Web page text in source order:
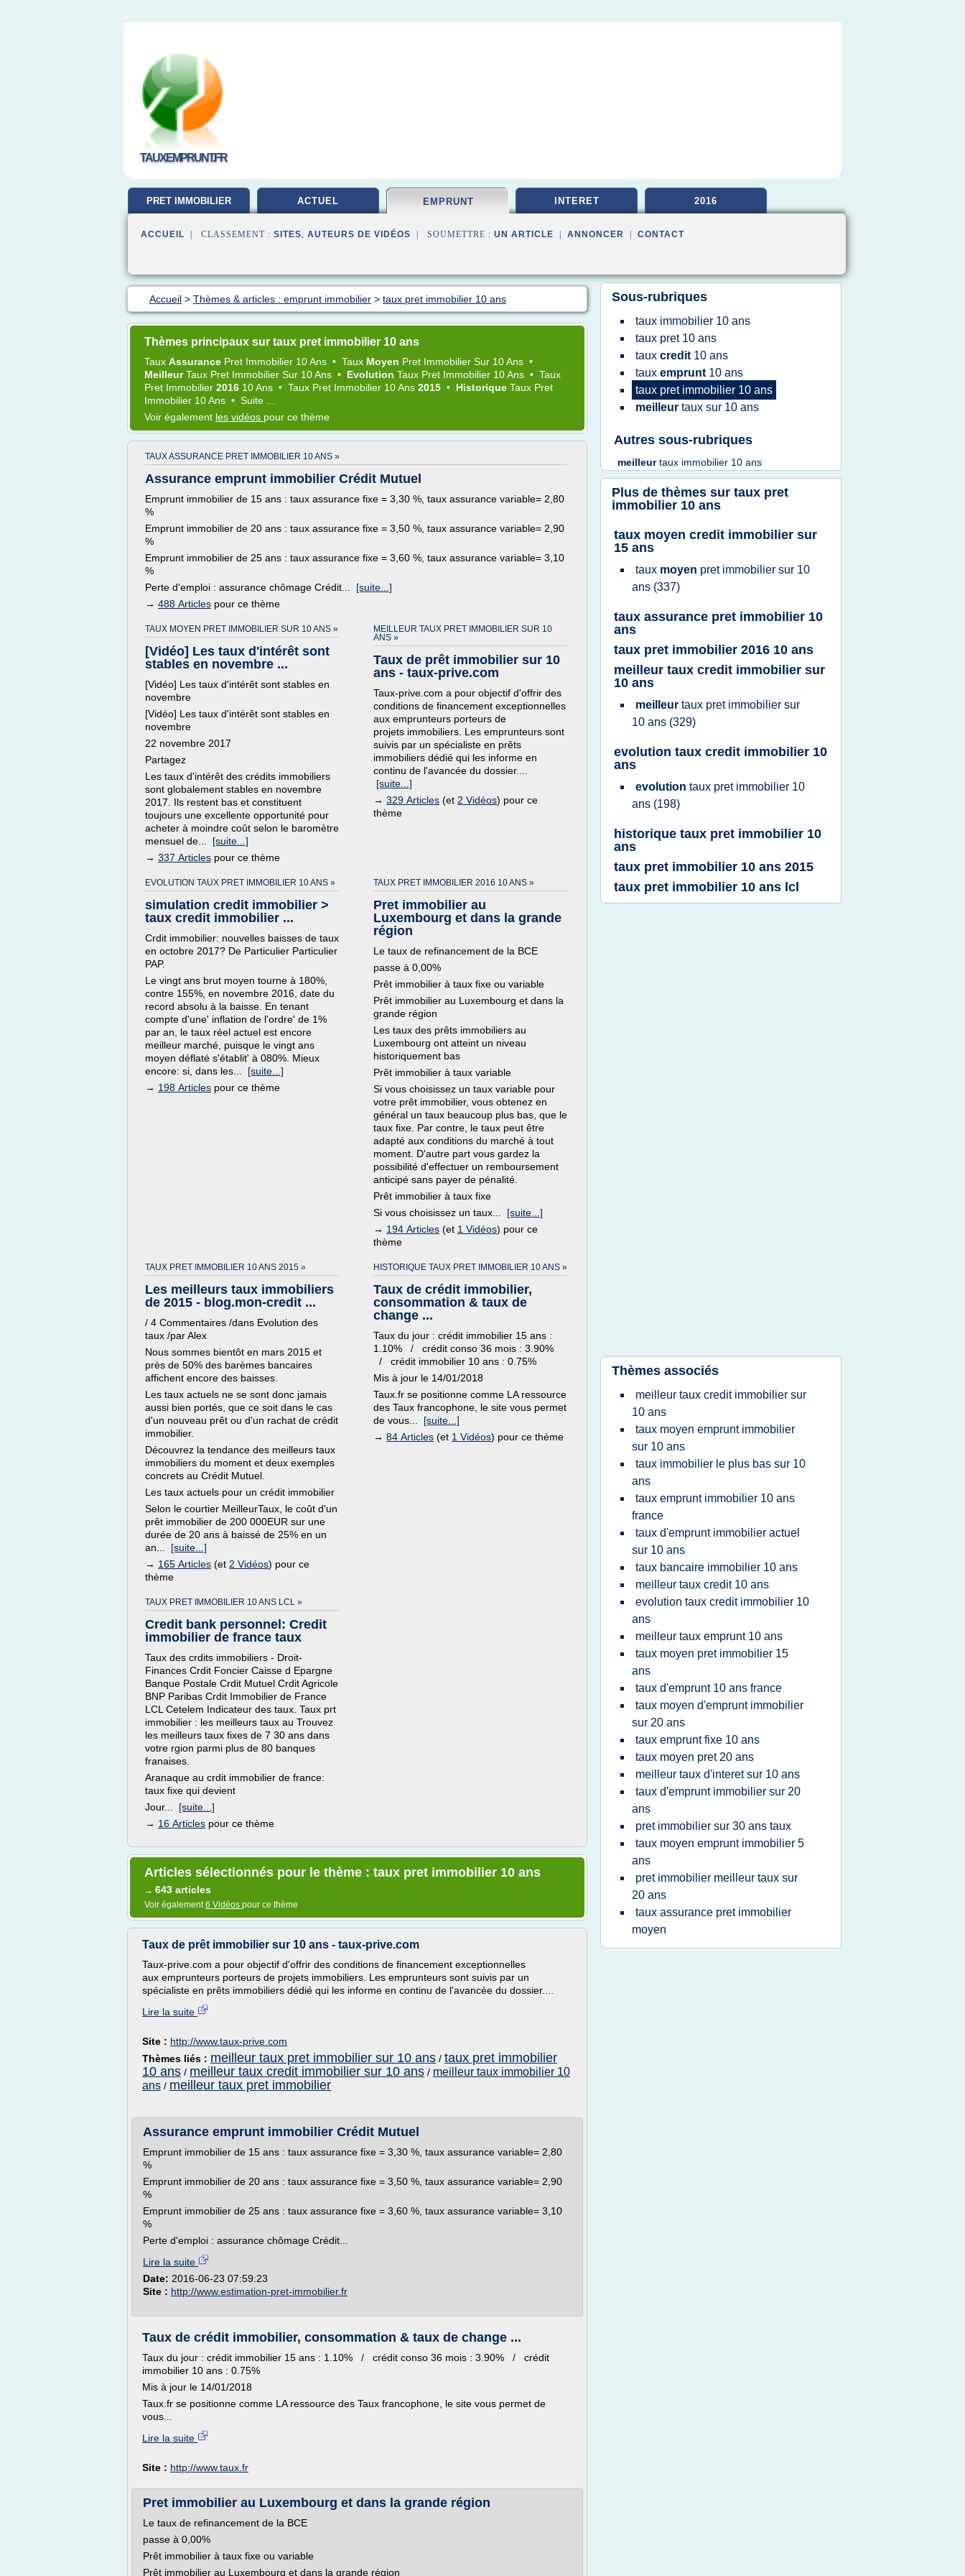
TAUXEMPRUNT.FR
PRET IMMOBILIER ACTUEL EMPRUNT INTERET 2016
ACCUEIL | CLASSEMENT : SITES, AUTEURS DE VIDÉOS | SOUMETTRE : UN ARTICLE ANNONCER CONTACT
Accueil > Thèmes & articles : emprunt immobilier > taux pret immobilier 10 ans
Thèmes principaux sur taux pret immobilier 10 ans
Taux Assurance Pret Immobilier 10 Ans • Taux Moyen Pret Immobilier Sur 10 Ans •
MeilleurTaux Pret Immobilier Sur 10 Ans • Evolution Taux Pret Immobilier 10 Ans • Taux
Pret Immobilier 2016 10 Ans • Taux Pret Immobilier 10 Ans 2015 • Historique Taux Pret
Immobilier 10 Ans • Suite ...
Voir également les vidéos pour ce thème
TAUX ASSURANCE PRET IMMOBILIER 10 ANS »
Assurance emprunt immobilier Crédit Mutuel
Emprunt immobilier de 15 ans : taux assurance fixe = 3,30 %, taux assurance variable= 2,80
%
Emprunt immobilier de 20 ans : taux assurance fixe = 3,50 %, taux assurance variable= 2,90
%
Emprunt immobilier de 25 ans : taux assurance fixe = 3,60 %, taux assurance variable= 3,10
%
Perte d'emploi : assurance chômage Crédit... [suite...]
→ 488 Articles pour ce thème
TAUX MOYEN PRET IMMOBILIER SUR 10 ANS »
[Vidéo] Les taux d'intérêt sont
stables en novembre ...
[Vidéo] Les taux d'intérêt sont stables en
novembre
[Vidéo] Les taux d'intérêt sont stables en
novembre
22 novembre 2017
Partagez
Les taux d'intérêt des crédits immobiliers
sont globalement stables en novembre
2017. Ils restent bas et constituent
toujours une excellente opportunité pour
acheter à moindre coût selon le baromètre
mensuel de... [suite...]
→ 337 Articles pour ce thème
MEILLEUR TAUX PRET IMMOBILIER SUR 10
ANS »
Taux de prêt immobilier sur 10
ans - taux-prive.com
Taux-prive.com a pour objectif d'offrir des
conditions de financement exceptionnelles
aux emprunteurs porteurs de
projets immobiliers. Les emprunteurs sont
suivis par un spécialiste en prêts
immobiliers dédié qui les informe en
continu de l'avancée du dossier....
[suite...]
→ 329 Articles (et 2 Vidéos) pour ce
thème
EVOLUTION TAUX PRET IMMOBILIER 10 ANS »
simulation credit immobilier >
taux credit immobilier ...
Crdit immobilier: nouvelles baisses de taux
en octobre 2017? De Particulier Particulier
PAP.
Le vingt ans brut moyen tourne à 180%,
contre 155%, en novembre 2016, date du
record absolu à la baisse. En tenant
compte d'une' inflation de l'ordre' de 1%
par an, le taux réel actuel est encore
meilleur marché, puisque le vingt ans
moyen déflaté s'établit' à 080%. Mieux
encore: si, dans les... [suite...]
→ 198 Articles pour ce thème
TAUX PRET IMMOBILIER 2016 10 ANS »
Pret immobilier au
Luxembourg et dans la grande
région
Le taux de refinancement de la BCE
passe à 0,00%
Prêt immobilier à taux fixe ou variable
Prêt immobilier au Luxembourg et dans la
grande région
Les taux des prêts immobiliers au
Luxembourg ont atteint un niveau
historiquement bas
Prêt immobilier à taux variable
Si vous choisissez un taux variable pour
votre prêt immobilier, vous obtenez en
général un taux beaucoup plus bas, que le
taux fixe. Par contre, le taux peut être
adapté aux conditions du marché à tout
moment. D'autre part vous gardez la
possibilité d'effectuer un remboursement
anticipé sans payer de pénalité.
Prêt immobilier à taux fixe
Si vous choisissez un taux... [suite...]
→ 194 Articles (et 1 Vidéos) pour ce
thème
TAUX PRET IMMOBILIER 10 ANS 2015 »
Les meilleurs taux immobiliers
de 2015 - blog.mon-credit ...
/ 4 Commentaires /dans Evolution des
taux /par Alex
Nous sommes bientôt en mars 2015 et
près de 50% des barèmes bancaires
affichent encore des baisses.
Les taux actuels ne se sont donc jamais
aussi bien portés, que ce soit dans le cas
d'un nouveau prêt ou d'un rachat de crédit
immobilier.
Découvrez la tendance des meilleurs taux
immobiliers du moment et deux exemples
concrets au Crédit Mutuel.
Les taux actuels pour un crédit immobilier
Selon le courtier MeilleurTaux, le coût d'un
prêt immobilier de 200 000EUR sur une
durée de 20 ans à baissé de 25% en un
an... [suite...]
→ 165 Articles (et 2 Vidéos) pour ce
thème
HISTORIQUE TAUX PRET IMMOBILIER 10 ANS »
Taux de crédit immobilier,
consommation & taux de
change ...
Taux du jour : crédit immobilier 15 ans :
1.10% / crédit conso 36 mois : 3.90%
/ crédit immobilier 10 ans : 0.75%
Mis à jour le 14/01/2018
Taux.fr se positionne comme LA ressource
des Taux francophone, le site vous permet
de vous... [suite...]
→ 84 Articles (et 1 Vidéos) pour ce thème
TAUX PRET IMMOBILIER 10 ANS LCL »
Credit bank personnel: Credit
immobilier de france taux
Taux des crdits immobiliers - Droit-
Finances Crdit Foncier Caisse d Epargne
Banque Postale Crdit Mutuel Crdit Agricole
BNP Paribas Crdit Immobilier de France
LCL Cetelem Indicateur des taux. Taux prt
immobilier : les meilleurs taux au Trouvez
les meilleurs taux fixes de 7 30 ans dans
votre rgion parmi plus de 80 banques
franaises.
Aranaque au crdit immobilier de france:
taux fixe qui devient
Jour... [suite...]
→ 16 Articles pour ce thème
Articles sélectionnés pour le thème : taux pret immobilier 10 ans
→ 643 articles
Voir également6 Vidéos pour ce thème
Taux de prêt immobilier sur 10 ans - taux-prive.com
Taux-prive.com a pour objectif d'offrir des conditions de financement exceptionnelles
aux emprunteurs porteurs de projets immobiliers. Les emprunteurs sont suivis par un
spécialiste en prêts immobiliers dédié qui les informe en continu de l'avancée du dossier....
Lire la suite
Site : http://www.taux-prive.com
Thèmes liés : meilleur taux pret immobilier sur 10 ans / taux pret immobilier
10 ans / meilleur taux credit immobilier sur 10 ans / meilleur taux immobilier 10
ans / meilleur taux pret immobilier
Assurance emprunt immobilier Crédit Mutuel
Emprunt immobilier de 15 ans : taux assurance fixe = 3,30 %, taux assurance variable= 2,80
%
Emprunt immobilier de 20 ans : taux assurance fixe = 3,50 %, taux assurance variable= 2,90
%
Emprunt immobilier de 25 ans : taux assurance fixe = 3,60 %, taux assurance variable= 3,10
%
Perte d'emploi : assurance chômage Crédit...
Lire la suite
Date: 2016-06-23 07:59:23
Site : http://www.estimation-pret-immobilier.fr
Taux de crédit immobilier, consommation & taux de change ...
Taux du jour : crédit immobilier 15 ans : 1.10% / crédit conso 36 mois : 3.90% / crédit
immobilier 10 ans : 0.75%
Mis à jour le 14/01/2018
Taux.fr se positionne comme LA ressource des Taux francophone, le site vous permet de
vous...
Lire la suite
Site : http://www.taux.fr
Pret immobilier au Luxembourg et dans la grande région
Le taux de refinancement de la BCE
passe à 0,00%
Prêt immobilier à taux fixe ou variable
Prêt immobilier au Luxembourg et dans la grande région
Sous-rubriques
taux immobilier 10 ans
taux pret 10 ans
taux credit 10 ans
taux emprunt 10 ans
taux pret immobilier 10 ans
meilleur taux sur 10 ans
Autres sous-rubriques
meilleurtaux immobilier 10 ans
Plus de thèmes sur taux pret
immobilier 10 ans
taux moyen credit immobilier sur
15 ans
taux moyen pret immobilier sur 10
ans (337)
taux assurance pret immobilier 10
ans
taux pret immobilier 2016 10 ans
meilleur taux credit immobilier sur
10 ans
meilleur taux pret immobilier sur
10 ans (329)
evolution taux credit immobilier 10
ans
evolution taux pret immobilier 10
ans (198)
historique taux pret immobilier 10
ans
taux pret immobilier 10 ans 2015
taux pret immobilier 10 ans lcl
Thèmes associés
meilleur taux credit immobilier sur
10 ans
taux moyen emprunt immobilier
sur 10 ans
taux immobilier le plus bas sur 10
ans
taux emprunt immobilier 10 ans
france
taux d'emprunt immobilier actuel
sur 10 ans
taux bancaire immobilier 10 ans
meilleur taux credit 10 ans
evolution taux credit immobilier 10
ans
meilleur taux emprunt 10 ans
taux moyen pret immobilier 15
ans
taux d'emprunt 10 ans france
taux moyen d'emprunt immobilier
sur 20 ans
taux emprunt fixe 10 ans
taux moyen pret 20 ans
meilleur taux d'interet sur 10 ans
taux d'emprunt immobilier sur 20
ans
pret immobilier sur 30 ans taux
taux moyen emprunt immobilier 5
ans
pret immobilier meilleur taux sur
20 ans
taux assurance pret immobilier
moyen